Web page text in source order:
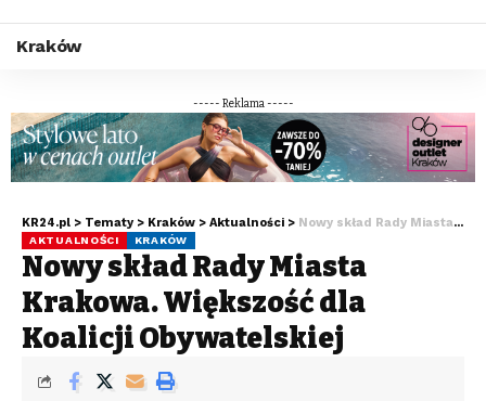
Kraków
----- Reklama -----
KR24.pl > Tematy > Kraków > Aktualności > Nowy skład Rady Miasta Krakowa. Większość dla Koalicji Obywatelskiej
AKTUALNOŚCI KRAKÓW
Nowy skład Rady Miasta
Krakowa. Większość dla
Koalicji Obywatelskiej